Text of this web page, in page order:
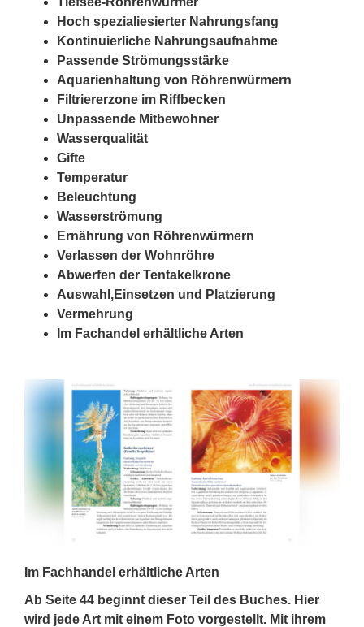
Hoch spezialiesierter Nahrungsfang
Kontinuierliche Nahrungsaufnahme
Passende Strömungsstärke
Aquarienhaltung von Röhrenwürmern
Filtriererzone im Riffbecken
Unpassende Mitbewohner
Wasserqualität
Gifte
Temperatur
Beleuchtung
Wasserströmung
Ernährung von Röhrenwürmern
Verlassen der Wohnröhre
Abwerfen der Tentakelkrone
Auswahl,Einsetzen und Platzierung
Vermehrung
Im Fachandel erhältliche Arten
Im Fachhandel erhältliche Arten
Ab Seite 44 beginnt dieser Teil des Buches. Hier
wird jede Art mit einem Foto vorgestellt. Mit ihrem